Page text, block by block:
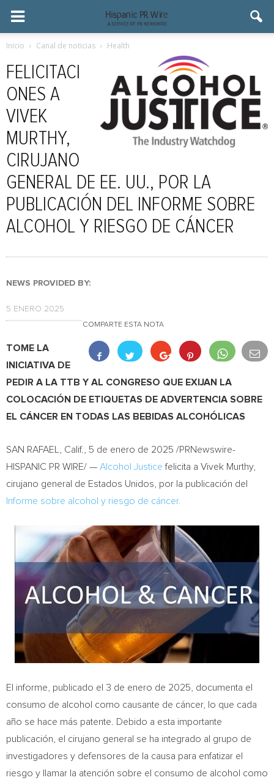
Inicio Canal de noticias Health
FELICITACI
ONES A
VIVEK
MURTHY,
CIRUJANO
GENERAL DE EE. UU., POR LA
PUBLICACIÓN DEL INFORME SOBRE
ALCOHOL Y RIESGO DE CÁNCER
NEWS PROVIDED BY:
5 ENERO 2025
COMPARTE ESTA NOTA
TOME LA
INICIATIVA DE
PEDIR A LA TTB Y AL CONGRESO QUE EXIJAN LA
COLOCACIÓN DE ETIQUETAS DE ADVERTENCIA SOBRE
EL CÁNCER EN TODAS LAS BEBIDAS ALCOHÓLICAS
SAN RAFAEL, Calif. 5 de enero de 2025 /PRNewswire-
HISPANIC PR WIRE/ — Alcohol Justice felicita a Vivek Murthy,
cirujano general de Estados Unidos, por la publicación del
Informe sobre alcohol y riesgo de cáncer.
El informe, publicado el 3 de enero de 2025, documenta el
consumo de alcohol como causante de cáncer, lo que cada
año se hace más patente. Debido a esta importante
publicación, el cirujano general se ha integrado al grupo de
investigadores y defensores de la causa para enfatizar el
riesgo y llamar la atención sobre el consumo de alcohol como